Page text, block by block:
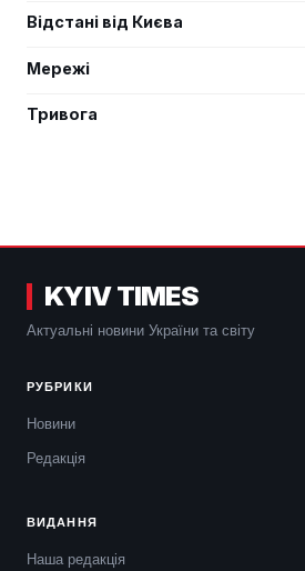
Відстані від Києва
Мережі
Тривога
KYIV TIMES
Актуальні новини України та світу
РУБРИКИ
Новини
Редакція
ВИДАННЯ
Наша редакція